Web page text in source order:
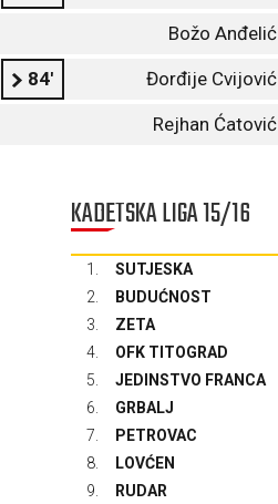
Božo Anđelić
84' Đorđije Cvijović
Rejhan Ćatović
KADETSKA LIGA 15/16
1. SUTJESKA
2.
BUDUĆNOST
3.
ZETA
4.
OFK TITOGRAD
5.
JEDINSTVO FRANCA
6.
GRBALJ
7.
PETROVAC
8.
LOVĆEN
9.
RUDAR